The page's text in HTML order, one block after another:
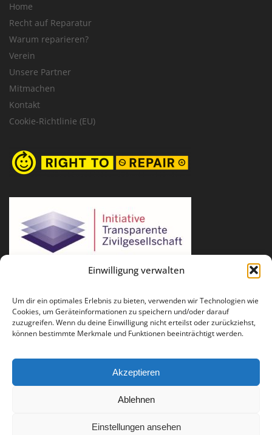
Einwilligung verwalten
Um dir ein optimales Erlebnis zu bieten, verwenden wir Technologien wie
Cookies, um Geräteinformationen zu speichern und/oder darauf
zuzugreifen. Wenn du deine Einwilligung nicht erteilst oder zurückziehst,
können bestimmte Merkmale und Funktionen beeinträchtigt werden.
Akzeptieren
Ablehnen
Einstellungen ansehen
Home
Recht auf Reparatur
Warum reparieren?
Verein
Unsere Partner
Mitmachen
Kontakt
Cookie-Richtlinie (EU)